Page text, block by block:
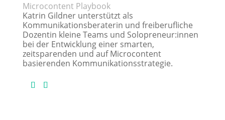
Microcontent Playbook
Katrin Gildner unterstützt als
Kommunikationsberaterin und freiberufliche
Dozentin kleine Teams und Solopreneur:innen
bei der Entwicklung einer smarten,
zeitsparenden und auf Microcontent
basierenden Kommunikationsstrategie.